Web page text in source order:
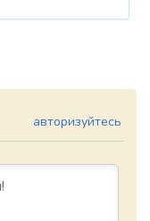
авторизуйтесь